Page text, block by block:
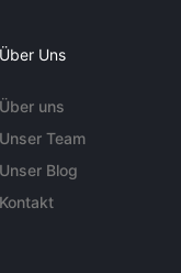
Über Uns
Über uns
Unser Team
Unser Blog
Kontakt